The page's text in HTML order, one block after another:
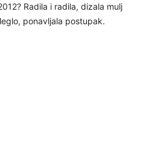
Radila i radila, dizala mulj
ponavljala postupak.